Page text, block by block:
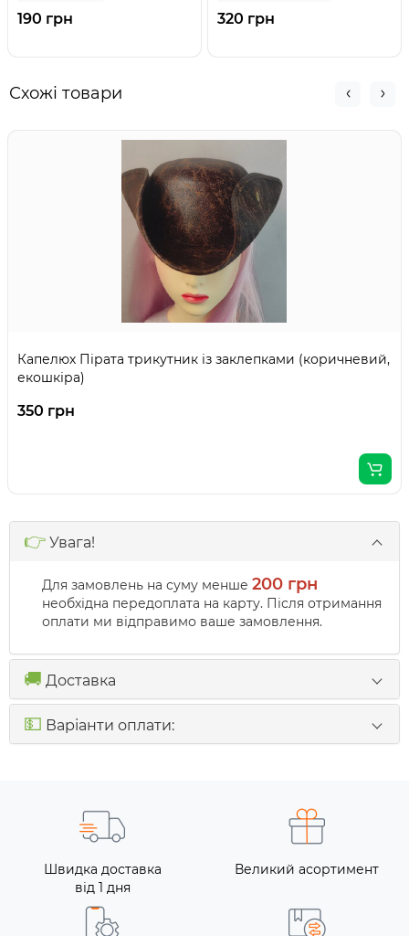
190 грн 320 грн
Схожі товари
Капелюх Пірата трикутник із заклепками (коричневий,
екошкіра)
350 грн
👉 Увага!
Для замовлень на суму менше 200 грн
необхідна передоплата на карту. Після отримання
оплати ми відправимо ваше замовлення.
🚚 Доставка
💵 Варіанти оплати:
Швидка доставка
від 1 дня
Великий асортимент